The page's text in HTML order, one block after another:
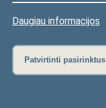
Daugiau informacijos
Patvirtinti pasirinktus
A (6)